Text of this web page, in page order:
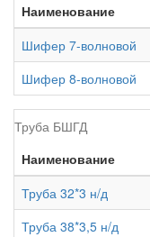
Наименование
Шифер 7-волновой
Шифер 8-волновой
Труба БШГД
Наименование
Труба 32*3 н/д
Труба 38*3,5 н/д